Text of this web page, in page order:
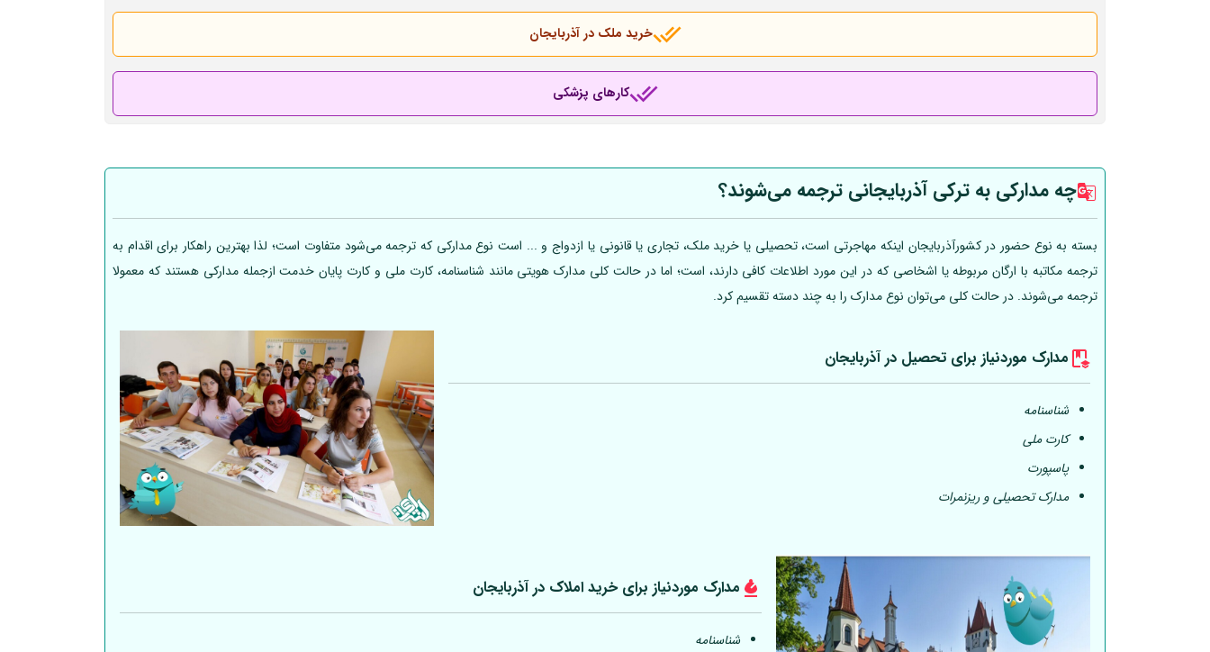
خرید ملک در آذربایجان
کارهای پزشکی
چه مدارکی به ترکی آذربایجانی ترجمه می‌شوند؟
بسته به نوع حضور در کشورآذربایجان اینکه مهاجرتی است، تحصیلی یا خرید ملک، تجاری یا قانونی یا ازدواج و ... است نوع مدارکی که ترجمه می‌شود متفاوت است؛ لذا بهترین راهکار برای اقدام به
ترجمه مکاتبه با ارگان مربوطه یا اشخاصی که در این مورد اطلاعات کافی دارند، است؛ اما در حالت کلی مدارک هویتی مانند شناسنامه، کارت ملی و کارت پایان خدمت ازجمله مدارکی هستند که معمولا
ترجمه می‌شوند. در حالت کلی می‌توان نوع مدارک را به چند دسته تقسیم کرد.
مدارک موردنیاز برای تحصیل در آذربایجان
شناسنامه
کارت ملی
پاسپورت
مدارک تحصیلی و ریزنمرات
مدارک موردنیاز برای خرید املاک در آذربایجان
شناسنامه